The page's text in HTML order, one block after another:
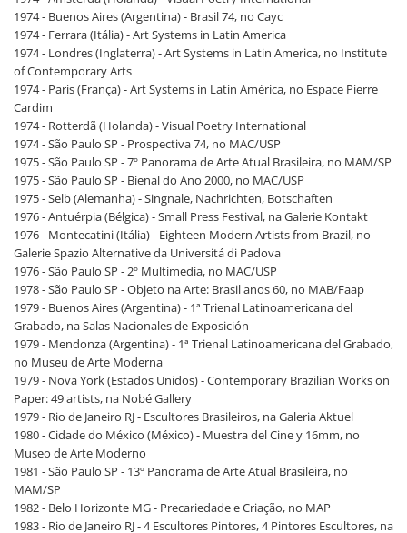
1974 - Buenos Aires (Argentina) - Brasil 74, no Cayc
1974 - Ferrara (Itália) - Art Systems in Latin America
1974 - Londres (Inglaterra) - Art Systems in Latin America, no Institute
of Contemporary Arts
1974 - Paris (França) - Art Systems in Latin América, no Espace Pierre
Cardim
1974 - Rotterdã (Holanda) - Visual Poetry International
1974 - São Paulo SP - Prospectiva 74, no MAC/USP
1975 - São Paulo SP - 7º Panorama de Arte Atual Brasileira, no MAM/SP
1975 - São Paulo SP - Bienal do Ano 2000, no MAC/USP
1975 - Selb (Alemanha) - Singnale, Nachrichten, Botschaften
1976 - Antuérpia (Bélgica) - Small Press Festival, na Galerie Kontakt
1976 - Montecatini (Itália) - Eighteen Modern Artists from Brazil, no
Galerie Spazio Alternative da Universitá di Padova
1976 - São Paulo SP - 2º Multimedia, no MAC/USP
1978 - São Paulo SP - Objeto na Arte: Brasil anos 60, no MAB/Faap
1979 - Buenos Aires (Argentina) - 1ª Trienal Latinoamericana del
Grabado, na Salas Nacionales de Exposición
1979 - Mendonza (Argentina) - 1ª Trienal Latinoamericana del Grabado,
no Museu de Arte Moderna
1979 - Nova York (Estados Unidos) - Contemporary Brazilian Works on
Paper: 49 artists, na Nobé Gallery
1979 - Rio de Janeiro RJ - Escultores Brasileiros, na Galeria Aktuel
1980 - Cidade do México (México) - Muestra del Cine y 16mm, no
Museo de Arte Moderno
1981 - São Paulo SP - 13º Panorama de Arte Atual Brasileira, no
MAM/SP
1982 - Belo Horizonte MG - Precariedade e Criação, no MAP
1983 - Rio de Janeiro RJ - 4 Escultores Pintores, 4 Pintores Escultores, na